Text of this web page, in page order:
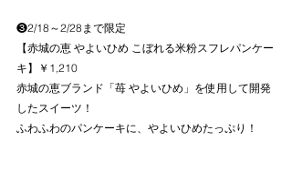
❸2/18～2/28まで限定
【赤城の恵 やよいひめ こぼれる米粉スフレパンケー
キ】￥1,210
赤城の恵ブランド「苺 やよいひめ」を使用して開発
したスイーツ！
ふわふわのパンケーキに、やよいひめたっぷり！